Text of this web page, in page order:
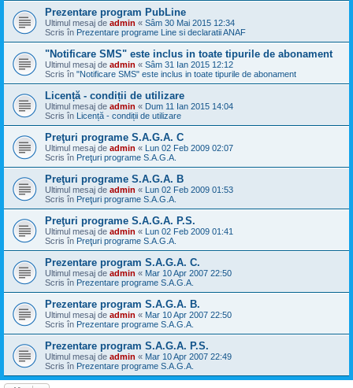
Prezentare program PubLine
Ultimul mesaj de admin « Sâm 30 Mai 2015 12:34
Scris în Prezentare programe Line si declaratii ANAF
"Notificare SMS" este inclus in toate tipurile de abonament
Ultimul mesaj de admin « Sâm 31 Ian 2015 12:12
Scris în "Notificare SMS" este inclus in toate tipurile de abonament
Licență - condiții de utilizare
Ultimul mesaj de admin « Dum 11 Ian 2015 14:04
Scris în Licență - condiții de utilizare
Preţuri programe S.A.G.A. C
Ultimul mesaj de admin « Lun 02 Feb 2009 02:07
Scris în Preţuri programe S.A.G.A.
Preţuri programe S.A.G.A. B
Ultimul mesaj de admin « Lun 02 Feb 2009 01:53
Scris în Preţuri programe S.A.G.A.
Preţuri programe S.A.G.A. P.S.
Ultimul mesaj de admin « Lun 02 Feb 2009 01:41
Scris în Preţuri programe S.A.G.A.
Prezentare program S.A.G.A. C.
Ultimul mesaj de admin « Mar 10 Apr 2007 22:50
Scris în Prezentare programe S.A.G.A.
Prezentare program S.A.G.A. B.
Ultimul mesaj de admin « Mar 10 Apr 2007 22:50
Scris în Prezentare programe S.A.G.A.
Prezentare program S.A.G.A. P.S.
Ultimul mesaj de admin « Mar 10 Apr 2007 22:49
Scris în Prezentare programe S.A.G.A.